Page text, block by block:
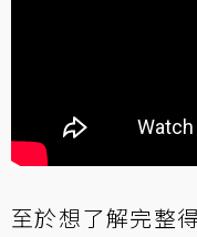
至於想了解完整